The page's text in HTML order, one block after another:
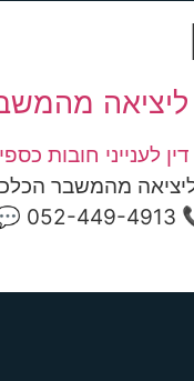
ליציאה
מהמשבר